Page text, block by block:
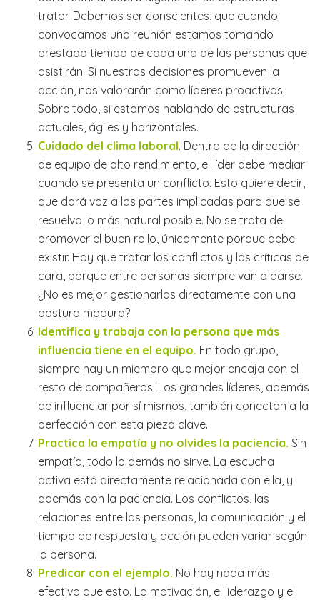
tratar. Debemos ser conscientes, que cuando
convocamos una reunión estamos tomando
prestado tiempo de cada una de las personas que
asistirán. Si nuestras decisiones promueven la
acción, nos valorarán como líderes proactivos.
Sobre todo, si estamos hablando de estructuras
actuales, ágiles y horizontales.
Cuidado del clima laboral. Dentro de la dirección
de equipo de alto rendimiento, el líder debe mediar
cuando se presenta un conflicto. Esto quiere decir,
que dará voz a las partes implicadas para que se
resuelva lo más natural posible. No se trata de
promover el buen rollo, únicamente porque debe
existir. Hay que tratar los conflictos y las críticas de
cara, porque entre personas siempre van a darse.
¿No es mejor gestionarlas directamente con una
postura madura?
Identifica y trabaja con la persona que más
influencia tiene en el equipo. En todo grupo,
siempre hay un miembro que mejor encaja con el
resto de compañeros. Los grandes líderes, además
de influenciar por sí mismos, también conectan a la
perfección con esta pieza clave.
Practica la empatía y no olvides la paciencia. Sin
empatía, todo lo demás no sirve. La escucha
activa está directamente relacionada con ella, y
además con la paciencia. Los conflictos, las
relaciones entre las personas, la comunicación y el
tiempo de respuesta y acción pueden variar según
la persona.
Predicar con el ejemplo. No hay nada más
efectivo que esto. La motivación, el liderazgo y el